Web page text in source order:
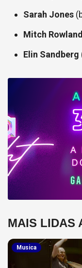
Sarah Jones
Mitch Rowland
Elin Sandberg
MAIS LIDAS
Musica